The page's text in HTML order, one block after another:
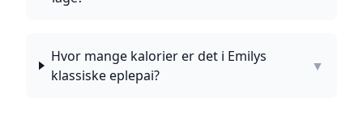
Hvor mange kalorier er det i Emilys
klassiske eplepai?
▼